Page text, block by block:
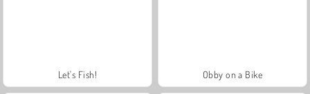
Let's Fish! Obby on a Bike